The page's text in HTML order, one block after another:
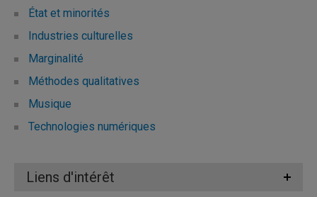
État et minorités
Industries culturelles
Marginalité
Méthodes qualitatives
Musique
Technologies numériques
Liens d'intérêt